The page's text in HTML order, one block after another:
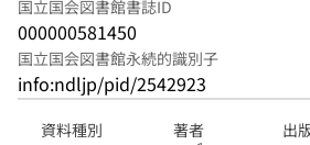
国立国会図書館書誌ID
000000581450
国立国会図書館永続的識別子
info:ndljp/pid/2542923
資料種別 著者 出